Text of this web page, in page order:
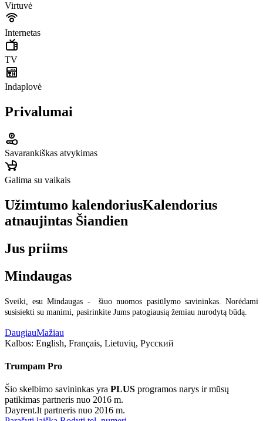
Virtuvė
Internetas
TV
Indaplovė
Privalumai
Savarankiškas atvykimas
Galima su vaikais
Užimtumo kalendoriusKalendorius
atnaujintas Šiandien
Jus priims
Mindaugas
Sveiki, esu Mindaugas - šiuo nuomos pasiūlymo savininkas. Norėdami
susisiekti su manimi, pasirinkite Jums patogiausią žemiau nurodytą būdą.
DaugiauMažiau
Kalbos: English, Français, Lietuvių, Русский
Trumpam Pro
Šio skelbimo savininkas yra PLUS programos narys ir mūsų
patikimas partneris nuo 2016 m.
Dayrent.lt partneris nuo 2016 m.